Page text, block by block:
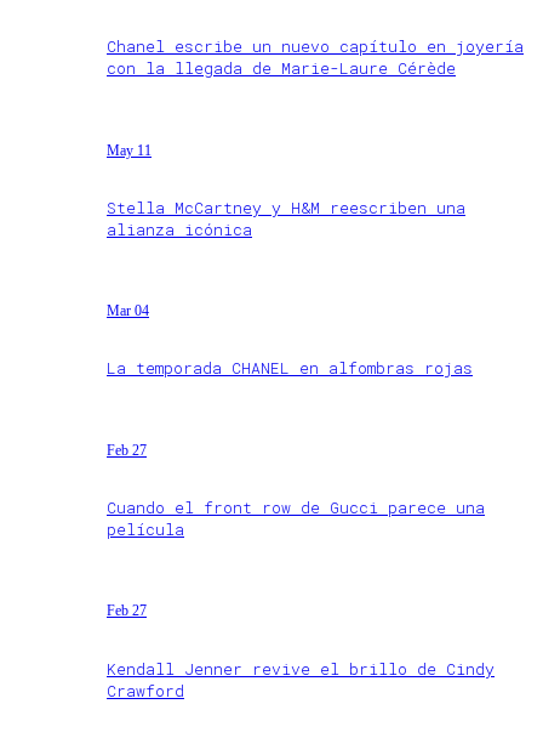
Chanel escribe un nuevo capítulo en joyería
con la llegada de Marie-Laure Cérède
May 11
Stella McCartney y H&M reescriben una
alianza icónica
Mar 04
La temporada CHANEL en alfombras rojas
Feb 27
Cuando el front row de Gucci parece una
película
Feb 27
Kendall Jenner revive el brillo de Cindy
Crawford